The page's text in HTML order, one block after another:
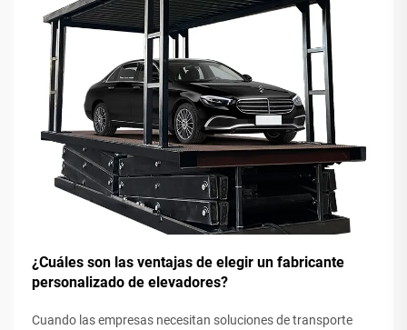
¿Cuáles son las ventajas de elegir un fabricante
personalizado de elevadores?
Cuando las empresas necesitan soluciones de transporte